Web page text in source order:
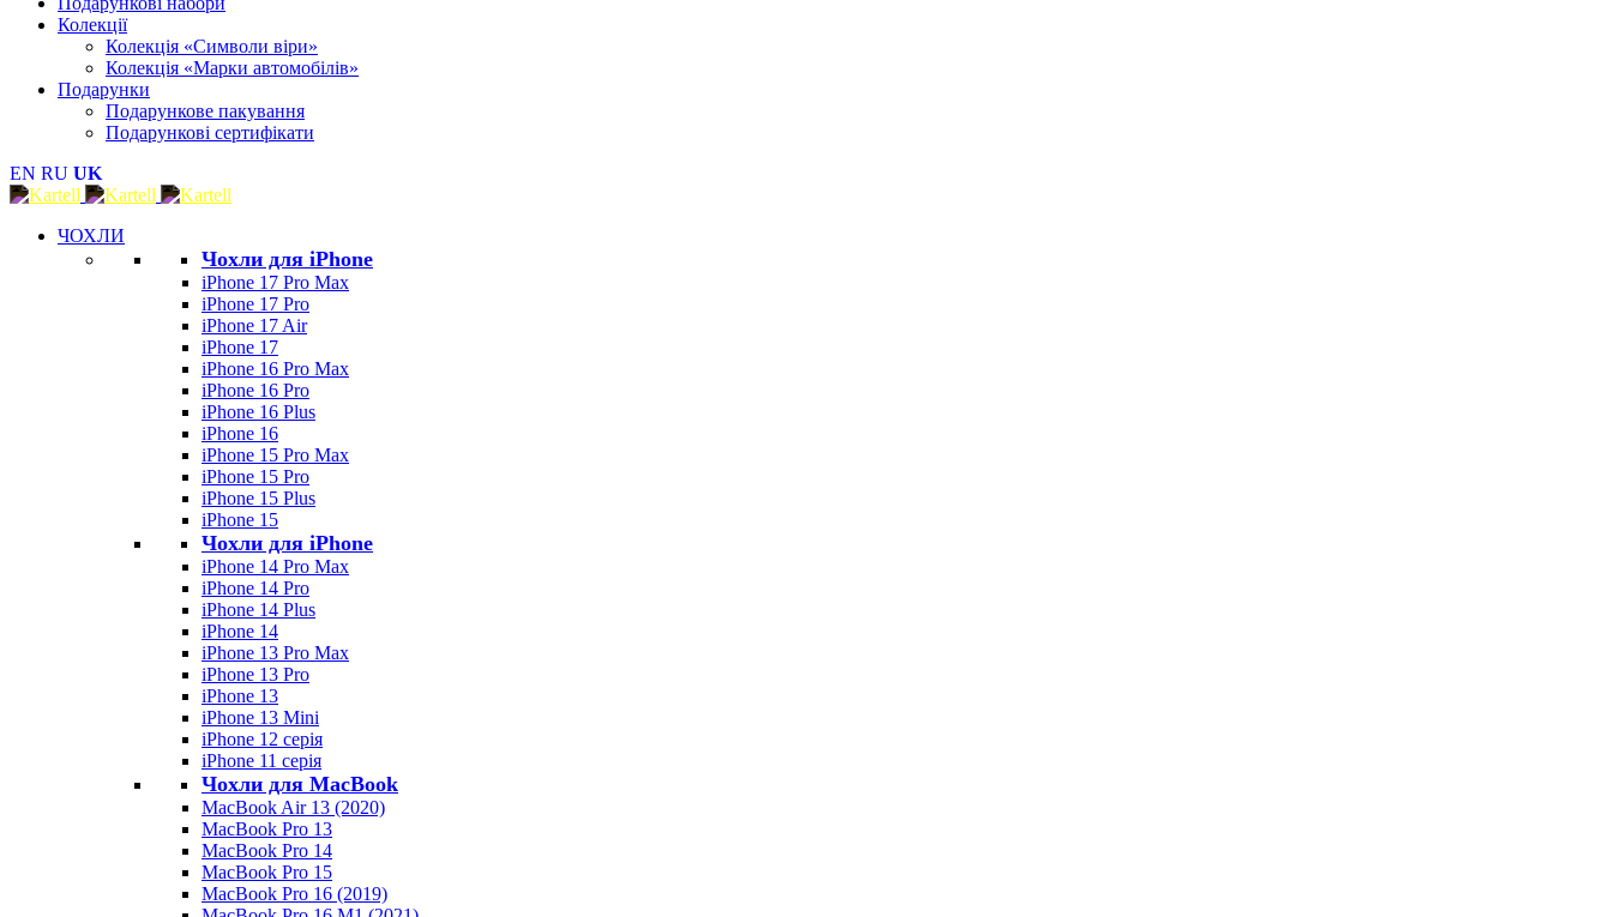
Колекції
Колекція «Символи віри»
Колекція «Марки автомобілів»
Подарунки
Подарункове пакування
Подарункові сертифікати
EN RU UK
ЧОХЛИ
Чохли для iPhone
iPhone 17 Pro Max
iPhone 17 Pro
iPhone 17 Air
iPhone 17
iPhone 16 Pro Max
iPhone 16 Pro
iPhone 16 Plus
iPhone 16
iPhone 15 Pro Max
iPhone 15 Pro
iPhone 15 Plus
iPhone 15
Чохли для iPhone
iPhone 14 Pro Max
iPhone 14 Pro
iPhone 14 Plus
iPhone 14
iPhone 13 Pro Max
iPhone 13 Pro
iPhone 13
iPhone 13 Mini
iPhone 12 серія
iPhone 11 серія
Чохли для MacBook
MacBook Air 13 (2020)
MacBook Pro 13
MacBook Pro 14
MacBook Pro 15
MacBook Pro 16 (2019)